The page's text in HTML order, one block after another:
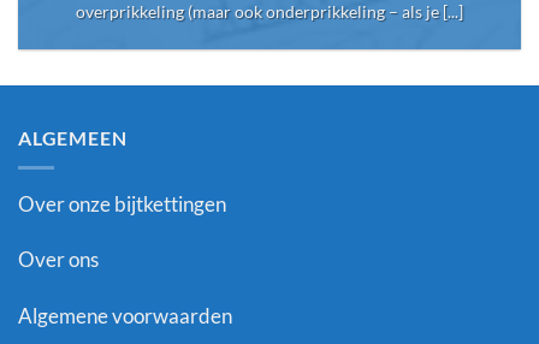
overprikkeling (maar ook onderprikkeling – als je [...]
ALGEMEEN
Over onze bijtkettingen
Over ons
Algemene voorwaarden